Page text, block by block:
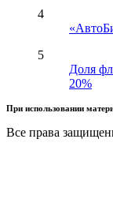
4
5
Доля
20%
При использовании
Все права